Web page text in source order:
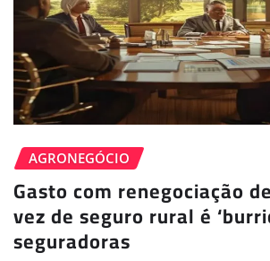
AGRONEGÓCIO
Gasto com renegociação
vez de seguro rural é
seguradoras